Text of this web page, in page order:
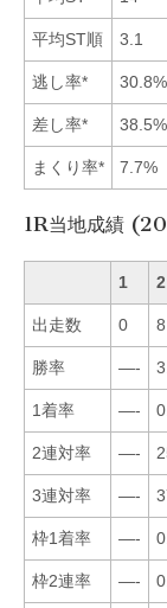
平均ST順 3.1
逃し率* 30.8%
差し率* 38.5%
まくり率* 7.7%
1R当地成績
1 2
出走数 0 8
勝率 —-
1着率 —-
2連対率 —-
3連対率 —-
枠1着率 —-
枠2連率 —-